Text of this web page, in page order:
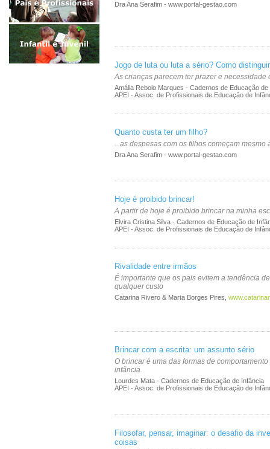
Dra Ana Serafim - www.portal-gestao.com
Jogo de luta ou luta a sério? Como
As crianças parecem ter prazer e necessidade
Amália Rebolo Marques - Cadernos de Educação de
APEI - Assoc. de Profissionais de Educação de
Quanto custa ter um filho?
...as despesas com os filhos começam
Dra Ana Serafim - www.portal-gestao.com
Hoje é proibido brincar!
A partir de hoje é proibido brincar na minha
Elvira Cristina Silva - Cadernos de Educação de
APEI - Assoc. de Profissionais de Educação de
Rivalidade entre irmãos
É importante que os pais evitem a tendência
qualquer custo
Catarina Rivero & Marta Borges Pires,
Brincar com a escrita: um assunto sério
O brincar é uma das formas de
infância.
Lourdes Mata - Cadernos de Educação de Infância
APEI - Assoc. de Profissionais de Educação de
Filosofar, pensar, imaginar: o desafio da
coisas